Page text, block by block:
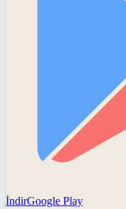
İndirGoogle Play